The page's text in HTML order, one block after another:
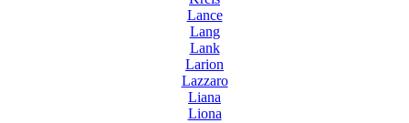
Lance
Lang
Lank
Larion
Lazzaro
Liana
Liona